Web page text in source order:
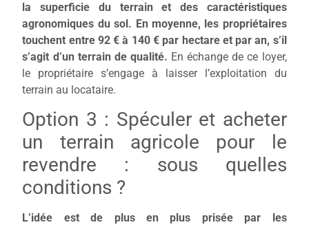
la superficie du terrainet des caractéristiques
agronomiques du sol. En moyenne, les propriétaires
touchent entre 92 €à 140 € par hectare etpar an, s’il
s’agit d’un terrain de qualité. En échange de ce loyer,
le propriétaire s’engage à laisser l’exploitation du
terrain au locataire.
Option 3 : Spéculer et acheter
un terrain agricole pour le
revendre : sous quelles
conditions ?
L’idée est de plus en plus prisée par les